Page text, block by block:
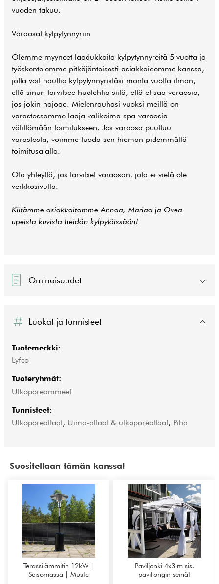
vuoden takuu.
Varaosat kylpytynnyriin
Olemme myyneet laadukkaita kylpytynnyreitä 5 vuotta ja
työskentelemme pitkäjänteisesti asiakkaidemme kanssa,
jotta voit nauttia kylpytynnyristäsi monta vuotta ilman,
että sinun tarvitsee huolehtia siitä, että et saa varaosia,
jos jokin hajoaa. Mielenrauhasi vuoksi meillä on
varastossamme laaja valikoima spa-varaosia
välittömään toimitukseen. Jos varaosa puuttuu
varastosta, voimme tuoda sen hieman pidemmällä
toimitusajalla.
Ota yhteyttä, jos tarvitset varaosan, jota ei vielä ole
verkkosivulla.
Kiitämme asiakkaitamme Annaa, Mariaa ja Ovea
upeista kuvista heidän kylpylöissään!
Ominaisuudet
Luokat ja tunnisteet
Tuotemerkki:
Lyfco
Tuoteryhmät:
Ulkoporeammeet
Tunnisteet:
Ulkoporealtaat, Uima-altaat & ulkoporealtaat, Piha
Suositellaan tämän kanssa!
Terassilämmitin 12kW |
Seisomassa | Musta
Paviljonki 4x3 m sis.
paviljongin seinät